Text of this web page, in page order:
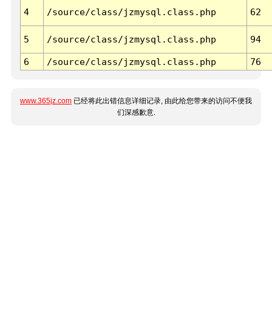
4 /source/class/jzmysql.class.php 62
5 /source/class/jzmysql.class.php 94
6 /source/class/jzmysql.class.php 76
www.365jz.com 已经将此出错信息详细记录, 由此给您带来的访问不便我
们深感歉意.